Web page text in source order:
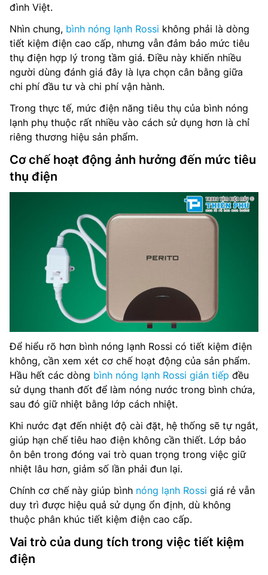
đình Việt.
Nhìn chung, bình nóng lạnh Rossi không phải là dòng
tiết kiệm điện cao cấp, nhưng vẫn đảm bảo mức tiêu
thụ điện hợp lý trong tầm giá. Điều này khiến nhiều
người dùng đánh giá đây là lựa chọn cân bằng giữa
chi phí đầu tư và chi phí vận hành.
Trong thực tế, mức điện năng tiêu thụ của bình nóng
lạnh phụ thuộc rất nhiều vào cách sử dụng hơn là chỉ
riêng thương hiệu sản phẩm.
Cơ chế hoạt động ảnh hưởng đến mức tiêu
thụ điện
Để hiểu rõ hơn bình nóng lạnh Rossi có tiết kiệm điện
không, cần xem xét cơ chế hoạt động của sản phẩm.
Hầu hết các dòng bình nóng lạnh Rossi gián tiếp đều
sử dụng thanh đốt để làm nóng nước trong bình chứa,
sau đó giữ nhiệt bằng lớp cách nhiệt.
Khi nước đạt đến nhiệt độ cài đặt, hệ thống sẽ tự ngắt,
giúp hạn chế tiêu hao điện không cần thiết. Lớp bảo
ôn bên trong đóng vai trò quan trọng trong việc giữ
nhiệt lâu hơn, giảm số lần phải đun lại.
Chính cơ chế này giúp bình nóng lạnh Rossi giá rẻ vẫn
duy trì được hiệu quả sử dụng ổn định, dù không
thuộc phân khúc tiết kiệm điện cao cấp.
Vai trò của dung tích trong việc tiết kiệm
điện